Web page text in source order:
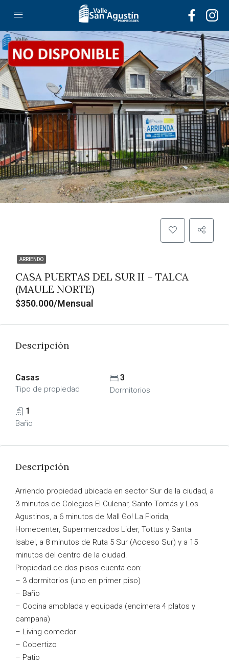
ARRIENDO
CASA PUERTAS DEL SUR II – TALCA
(MAULE NORTE)
$350.000/Mensual
Descripción
Casas
Tipo de propiedad
3
Dormitorios
1
Baño
Descripción
Arriendo propiedad ubicada en sector Sur de la ciudad, a
3 minutos de Colegios El Culenar, Santo Tomás y Los
Agustinos, a 6 minutos de Mall Go! La Florida,
Homecenter, Supermercados Lider, Tottus y Santa
Isabel, a 8 minutos de Ruta 5 Sur (Acceso Sur) y a 15
minutos del centro de la ciudad.
Propiedad de dos pisos cuenta con:
– 3 dormitorios (uno en primer piso)
– Baño
– Cocina amoblada y equipada (encimera 4 platos y
campana)
– Living comedor
– Cobertizo
– Patio